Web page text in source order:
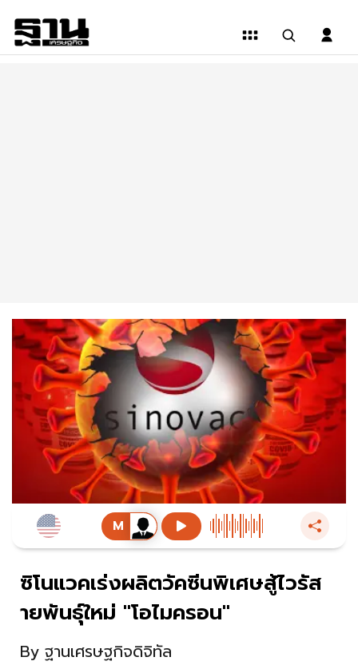
ซิโนแวคเร่งผลิตวัคซีนพิเศษสู้ไวรัส
ายพันธุ์ใหม่ "โอไมครอน"
By ฐานเศรษฐกิจดิจิทัล